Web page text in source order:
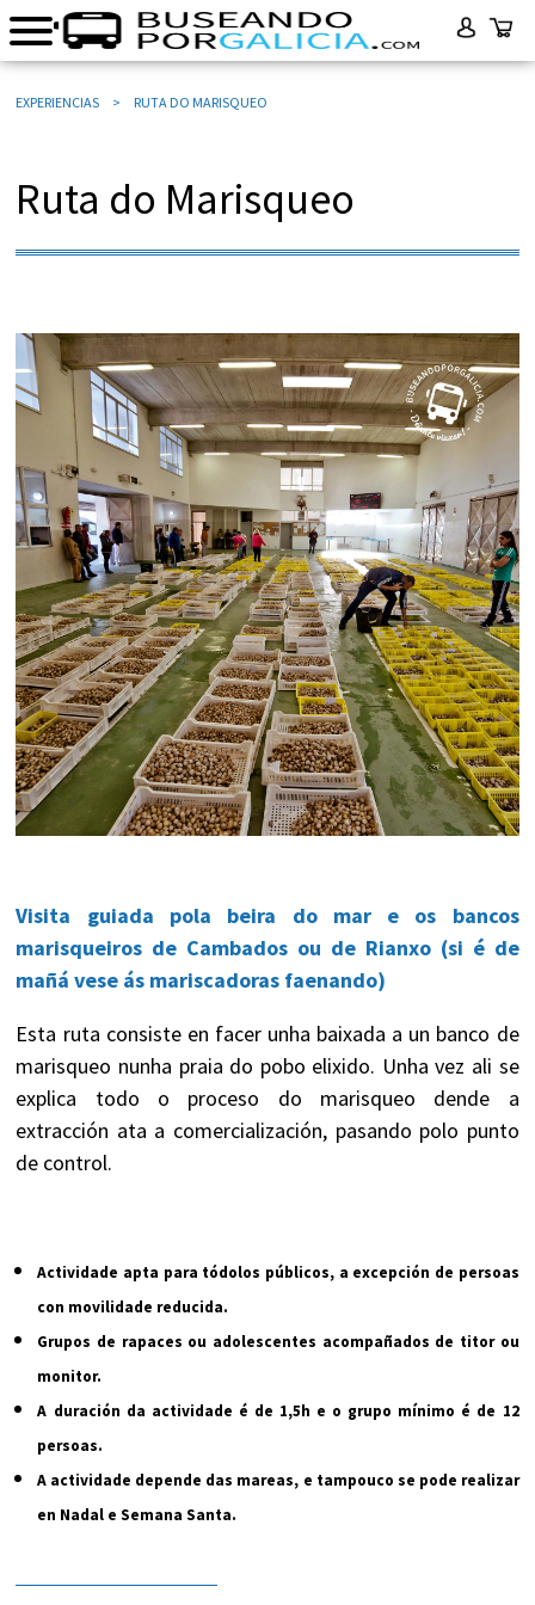
EXPERIENCIAS RUTA DO MARISQUEO
Ruta do Marisqueo
Visita guiada pola beira do mar e os bancos
marisqueiros de Cambados ou de Rianxo (si é de
mañá vese ás mariscadoras faenando)
Esta ruta consiste en facer unha baixada a un banco de
marisqueo nunha praia do pobo elixido. Unha vez ali se
explica todo o proceso do marisqueo dende a
extracción ata a comercialización, pasando polo punto
de control.
Actividade apta para tódolos públicos, a excepción de persoas
con movilidade reducida.
Grupos de rapaces ou adolescentes acompañados de titor ou
monitor.
A duración da actividade é de 1,5h e o grupo mínimo é de 12
persoas.
A actividade depende das mareas, e tampouco se pode realizar
en Nadal e Semana Santa.